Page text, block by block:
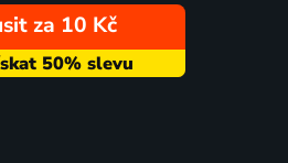
za 10 Kč